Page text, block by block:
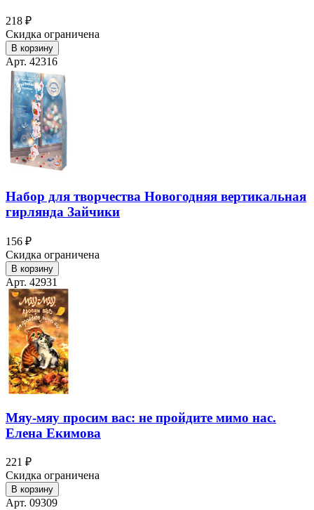
218 ₽
Скидка ограничена
В корзину
Арт. 42316
Набор для творчества Новогодняя вертикальная
гирлянда Зайчики
156 ₽
Скидка ограничена
В корзину
Арт. 42931
Мяу-мяу просим вас: не пройдите мимо нас.
Елена Екимова
221 ₽
Скидка ограничена
В корзину
Арт. 09309